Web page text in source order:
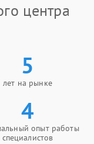
центра
5
лет на рынке
4
опыт работы
специалистов